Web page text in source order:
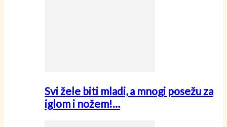
Svi žele biti mladi, a mnogi posežu za
iglom i nožem!…